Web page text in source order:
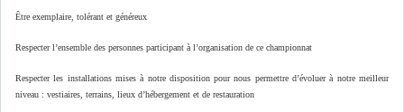
Être exemplaire, tolérant et généreux
Respecter l’ensemble des personnes participant à l’organisation de ce championnat
Respecter les installations mises à notre disposition pour nous permettre d’évoluer à notre meilleur
niveau : vestiaires, terrains, lieux d’hébergement et de restauration